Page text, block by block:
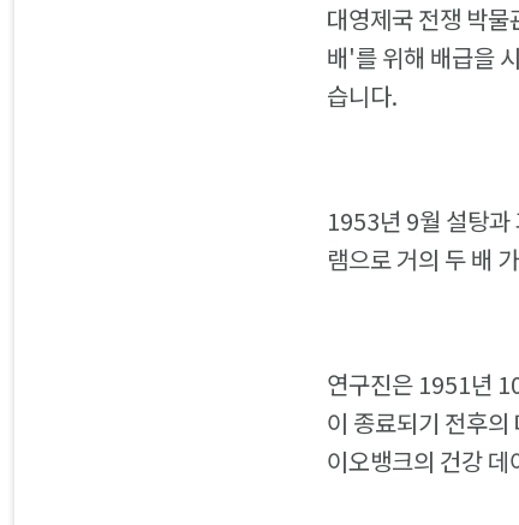
대영제국 전쟁 박
배'를 위해 배급을
습니다.
1953년 9월 설탕과
램으로 거의 두 배
연구진은 1951년
이 종료되기 전후
이오뱅크의 건강